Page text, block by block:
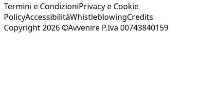
Termini e CondizioniPrivacy e Cookie
PolicyAccessibilitàWhistleblowingCredits
Copyright 2026 ©Avvenire P.Iva 00743840159